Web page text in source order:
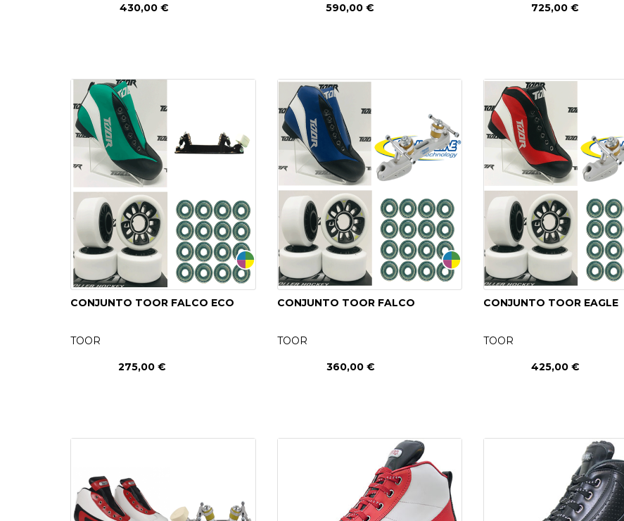
430,00 € 590,00 € 725,00 €
CONJUNTO TOOR FALCO ECO
TOOR
275,00 €
CONJUNTO TOOR FALCO
TOOR
360,00 €
CONJUNTO TOOR EAGLE
TOOR
425,00 €